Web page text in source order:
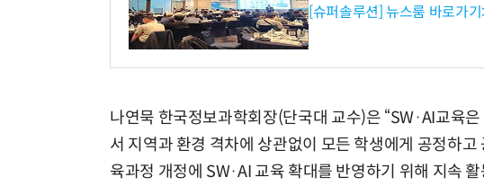
[슈퍼솔루션] 뉴스룸 바로가기
나연묵 한국정보과학회장(단국대 교수)은 “SW·AI교육
서 지역과 환경 격차에 상관없이 모든 학생에게 공정하
육과정 개정에 SW·AI 교육 확대를 반영하기 위해 지속